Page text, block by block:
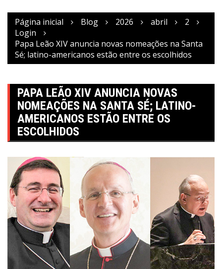
Página inicial Blog 2026 abril
2
Login
Papa Leão XIV anuncia novas nomeações na Santa
Sé; latino-americanos estão entre os escolhidos
PAPA LEÃO XIV ANUNCIA NOVAS
NOMEAÇÕES NA SANTA SÉ; LATINO-
AMERICANOS ESTÃO ENTRE OS
ESCOLHIDOS